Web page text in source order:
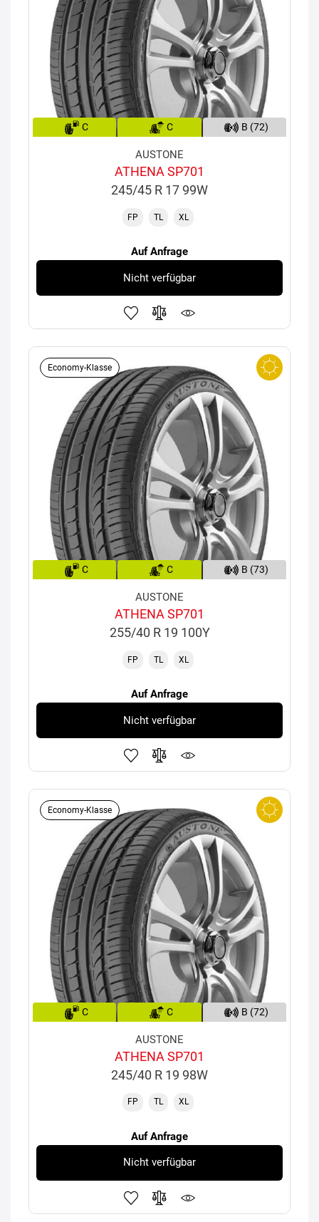
C C B (72)
AUSTONE
ATHENA SP701
245/45 R 17 99W
FP TL XL
Auf Anfrage
Nicht verfügbar
Economy-Klasse
C C B (73)
AUSTONE
ATHENA SP701
255/40 R 19 100Y
FP TL XL
Auf Anfrage
Nicht verfügbar
Economy-Klasse
C C B (72)
AUSTONE
ATHENA SP701
245/40 R 19 98W
FP TL XL
Auf Anfrage
Nicht verfügbar